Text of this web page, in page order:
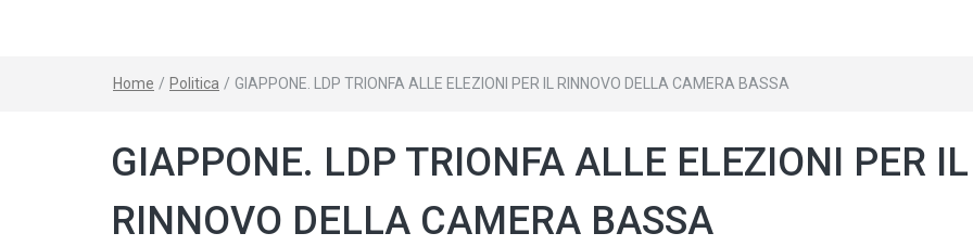
Home / Politica / GIAPPONE. LDP TRIONFA ALLE ELEZIONI PER IL RINNOVO DELLA CAMERA BASSA
GIAPPONE. LDP TRIONFA ALLE ELEZIONI PER IL
RINNOVO DELLA CAMERA BASSA